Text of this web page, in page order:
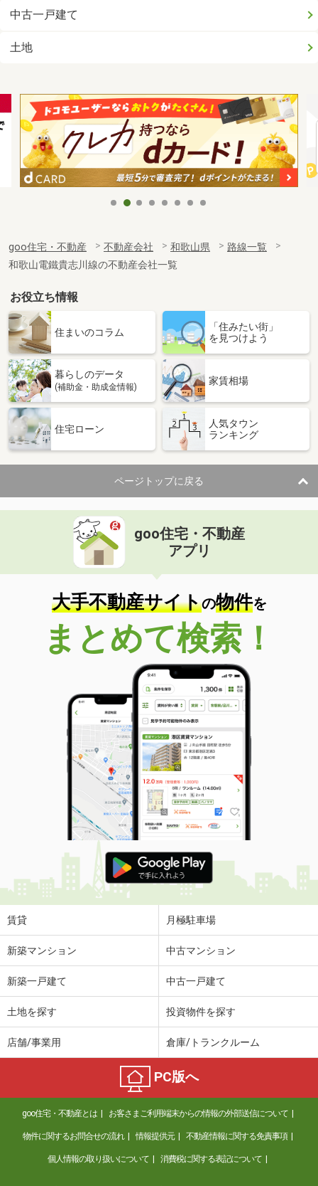
中古一戸建て
土地
goo住宅・不動産 不動産会社 和歌山県
路線一覧
和歌山電鐵貴志川線の不動産会社一覧
お役立ち情報
住まいのコラム
「住みたい街」
を見つけよう
暮らしのデータ
(補助金・助成金情報)
家賃相場
住宅ローン
人気タウン
ランキング
ページトップに戻る
goo住宅・不動産
アプリ
大手不動産サイトの物件を
まとめて検索！
賃貸 月極駐車場
新築マンション 中古マンション
新築一戸建て 中古一戸建て
土地を探す 投資物件を探す
店舗/事業用 倉庫/トランクルーム
PC版へ
goo住宅・不動産とは お客さまご利用端末からの情報の外部送信について
物件に関するお問合せの流れ 情報提供元 不動産情報に関する免責事項
個人情報の取り扱いについて 消費税に関する表記について